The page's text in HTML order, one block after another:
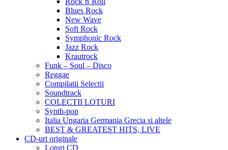
Blues Rock
New Wave
Soft Rock
Symphonic Rock
Jazz Rock
Krautrock
Funk – Soul – Disco
Reggae
Compilatii Selectii
Soundtrack
COLECTII LOTURI
Synth-pop
Italia Ungaria Germania Grecia si altele
BEST & GREATEST HITS, LIVE
CD-uri originale
Loturi CD